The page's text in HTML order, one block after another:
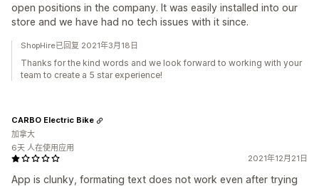
open positions in the company. It was easily installed into our
store and we have had no tech issues with it since.
ShopHire已回复 2021年3月18日
Thanks for the kind words and we look forward to working with your
team to create a 5 star experience!
2021年12月21日
App is clunky, formating text does not work even after trying
CARBO Electric Bike
加拿大
6天 人在使用应用